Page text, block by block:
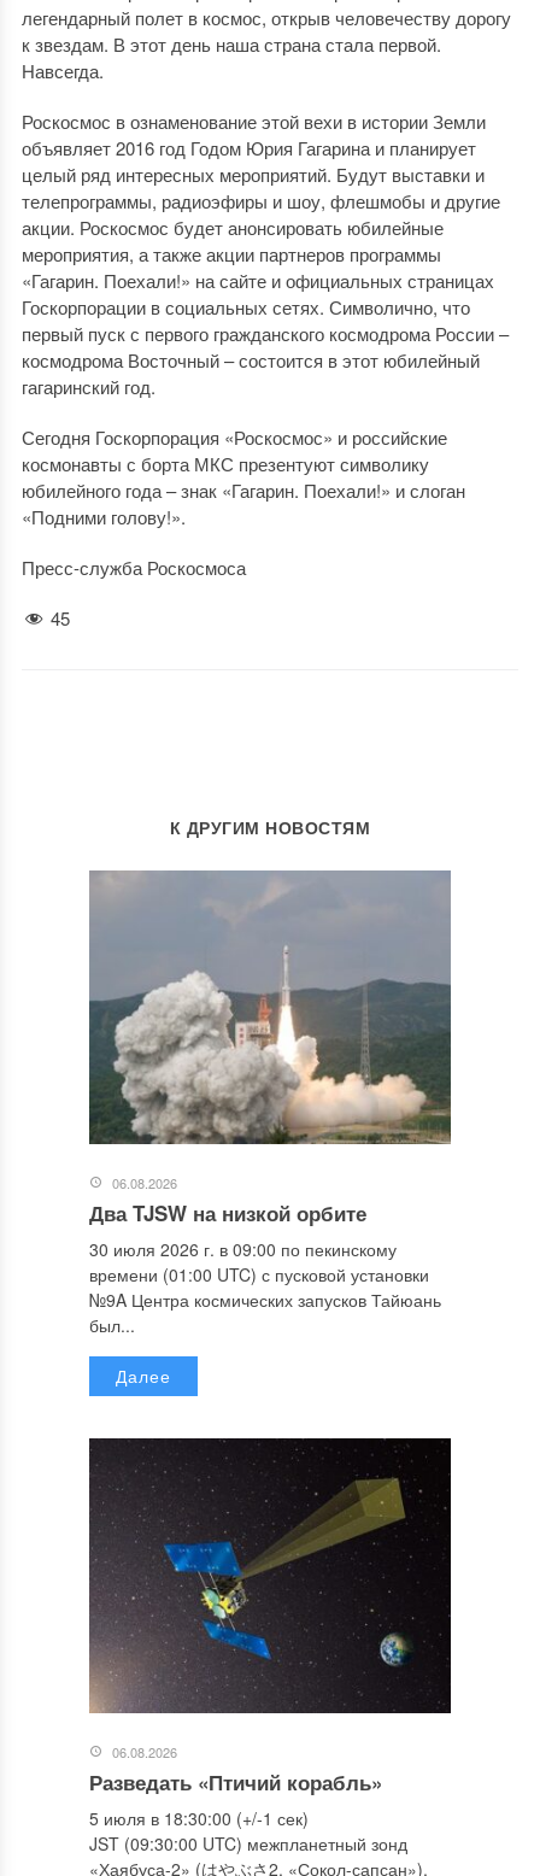
легендарный полет в космос, открыв человечеству дорогу
к звездам. В этот день наша страна стала первой.
Навсегда.
Роскосмос в ознаменование этой вехи в истории Земли
объявляет 2016 год Годом Юрия Гагарина и планирует
целый ряд интересных мероприятий. Будут выставки и
телепрограммы, радиоэфиры и шоу, флешмобы и другие
акции. Роскосмос будет анонсировать юбилейные
мероприятия, а также акции партнеров программы
«Гагарин. Поехали!» на сайте и официальных страницах
Госкорпорации в социальных сетях. Символично, что
первый пуск с первого гражданского космодрома России –
космодрома Восточный – состоится в этот юбилейный
гагаринский год.
Сегодня Госкорпорация «Роскосмос» и российские
космонавты с борта МКС презентуют символику
юбилейного года – знак «Гагарин. Поехали!» и слоган
«Подними голову!».
Пресс-служба Роскосмоса
45
К ДРУГИМ НОВОСТЯМ
06.08.2026
Два TJSW на низкой орбите
30 июля 2026 г. в 09:00 по пекинскому
времени (01:00 UTC) с пусковой установки
№9A Центра космических запусков Тайюань
был...
Далее
06.08.2026
Разведать «Птичий корабль»
5 июля в 18:30:00 (+/-1 сек)
JST (09:30:00 UTC) межпланетный зонд
«Хаябуса-2» (はやぶさ2, «Сокол-сапсан»),